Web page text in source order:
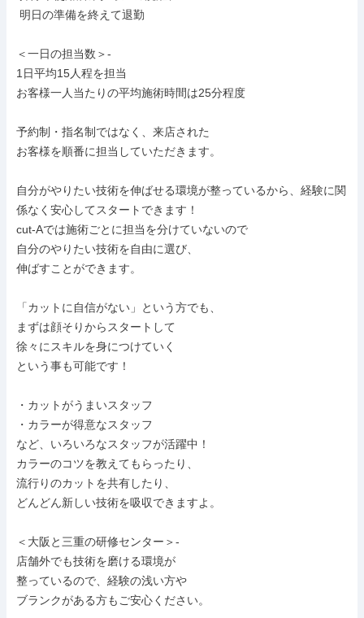
＜一日の担当数＞-
1日平均15人程を担当
お客様一人当たりの平均施術時間は25分程度
予約制・指名制ではなく、来店された
お客様を順番に担当していただきます。
自分がやりたい技術を伸ばせる環境が整っているから、経験に関
係なく安心してスタートできます！
cut-Aでは施術ごとに担当を分けていないので
自分のやりたい技術を自由に選び、
伸ばすことができます。
「カットに自信がない」という方でも、
まずは顔そりからスタートして
徐々にスキルを身につけていく
という事も可能です！
・カットがうまいスタッフ
・カラーが得意なスタッフ
など、いろいろなスタッフが活躍中！
カラーのコツを教えてもらったり、
流行りのカットを共有したり、
どんどん新しい技術を吸収できますよ。
＜大阪と三重の研修センター＞-
店舗外でも技術を磨ける環境が
整っているので、経験の浅い方や
ブランクがある方もご安心ください。